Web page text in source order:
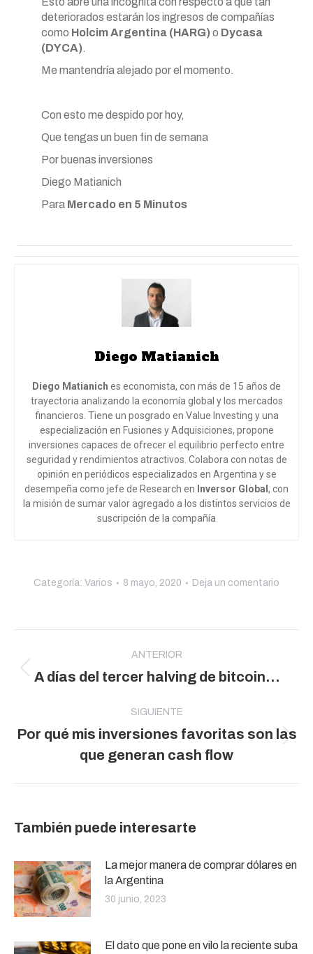
deteriorados estarán los ingresos de compañías
como Holcim Argentina (HARG)o Dycasa
(DYCA).
Me mantendría alejado por el momento.
Con esto me despido por hoy,
Que tengas un buen fin de semana
Por buenas inversiones
Diego Matianich
Para Mercado en 5 Minutos
Diego Matianich
Diego Matianich es economista, con más de 15 años de
trayectoria analizando la economía global y los mercados
financieros. Tiene un posgrado en Value Investing y una
especialización en Fusiones y Adquisiciones, propone
inversiones capaces de ofrecer el equilibrio perfecto entre
seguridad y rendimientos atractivos. Colabora con notas de
opinión en periódicos especializados en Argentina y se
desempeña como jefe de Research en Inversor Global , con
la misión de sumar valor agregado a los distintos servicios de
suscripción de la compañía
Categoría: Varios 8 mayo, 2020 Deja un comentario
entre
publicaciones
ANTERIOR
Publicación
A días del tercer halving de bitcoin…
SIGUIENTE
Publicación
siguiente:
Por qué mis inversiones favoritas son las
que generan cash flow
También puede interesarte
La mejor manera de comprar dólares en
la Argentina
30 junio, 2023
El dato que pone en vilo la reciente suba